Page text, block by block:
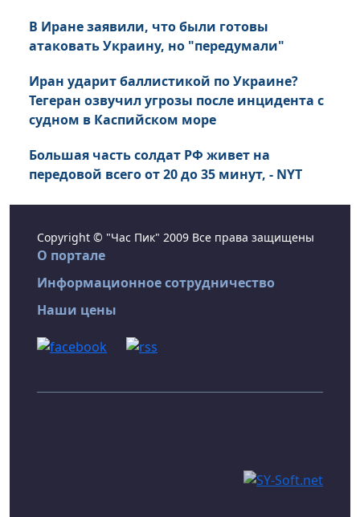
В Иране заявили, что были готовы
атаковать Украину, но "передумали"
Иран ударит баллистикой по Украине?
Тегеран озвучил угрозы после инцидента с
судном в Каспийском море
Большая часть солдат РФ живет на
передовой всего от 20 до 35 минут, - NYT
Copyright © "Час Пик" 2009 Все права защищены
О портале
Информационное сотрудничество
Наши цены